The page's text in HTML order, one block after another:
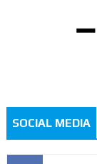
SOCIAL MEDIA